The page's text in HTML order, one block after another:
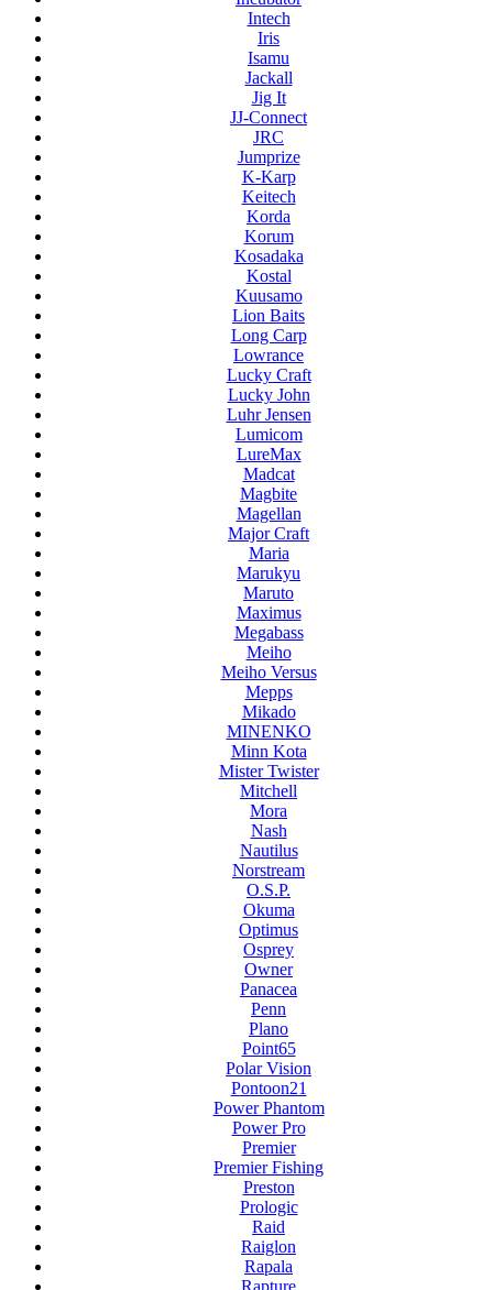
Intech
Iris
Isamu
Jackall
Jig It
JJ-Connect
JRC
Jumprize
K-Karp
Keitech
Korda
Korum
Kosadaka
Kostal
Kuusamo
Lion Baits
Long Carp
Lowrance
Lucky Craft
Lucky John
Luhr Jensen
Lumicom
LureMax
Madcat
Magbite
Magellan
Major Craft
Maria
Marukyu
Maruto
Maximus
Megabass
Meiho
Meiho Versus
Mepps
Mikado
MINENKO
Minn Kota
Mister Twister
Mitchell
Mora
Nash
Nautilus
Norstream
O.S.P.
Okuma
Optimus
Osprey
Owner
Panacea
Penn
Plano
Point65
Polar Vision
Pontoon21
Power Phantom
Power Pro
Premier
Premier Fishing
Preston
Prologic
Raid
Raiglon
Rapala